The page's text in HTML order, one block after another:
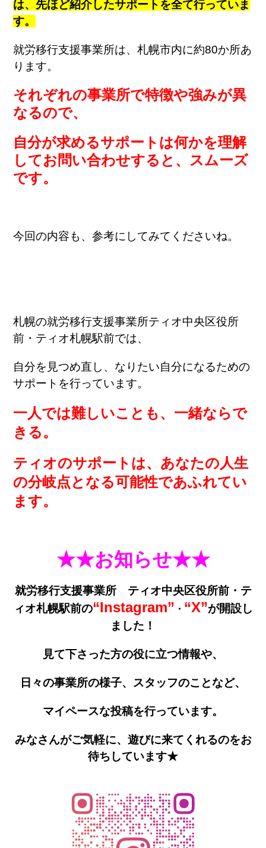
は、先ほど紹介したサポートを全て行っていま
す。
就労移行支援事業所は、札幌市内に約80か所あ
ります。
それぞれの事業所で特徴や強みが異
なるので、
自分が求めるサポートは何かを理解
してお問い合わせすると、 スムーズ
です。
今回の内容も、参考にしてみてくださいね。
札幌の就労移行支援事業所ティオ中央区役所
前・ティオ札幌駅前では、
自分を見つめ直し、なりたい自分になるための
サポートを行っています。
一人では難しいことも、一緒ならで
きる。
ティオのサポートは、あなたの人生
の分岐点となる可能性であふれてい
ます。
★★お知らせ★★
就労移行支援事業所 ティオ中央区役所前・テ
ィオ札幌駅前の“Instagram” ・ “X”が開設し
ました！
見て下さった方の役に立つ情報や、
日々の事業所の様子、 スタッフのことなど、
マイペースな投稿を行っています。
みなさんがご気軽に、遊びに来てくれるのをお
待ちしています★